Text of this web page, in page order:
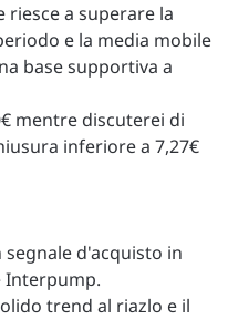
riesce a superare la
e la media mobile
base supportiva a
mentre discuterei di
inferiore a 7,27€
d'acquisto in
Interpump.
trend al riazlo e il